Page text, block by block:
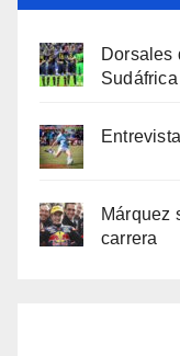
Dorsales
Márquez
carrera